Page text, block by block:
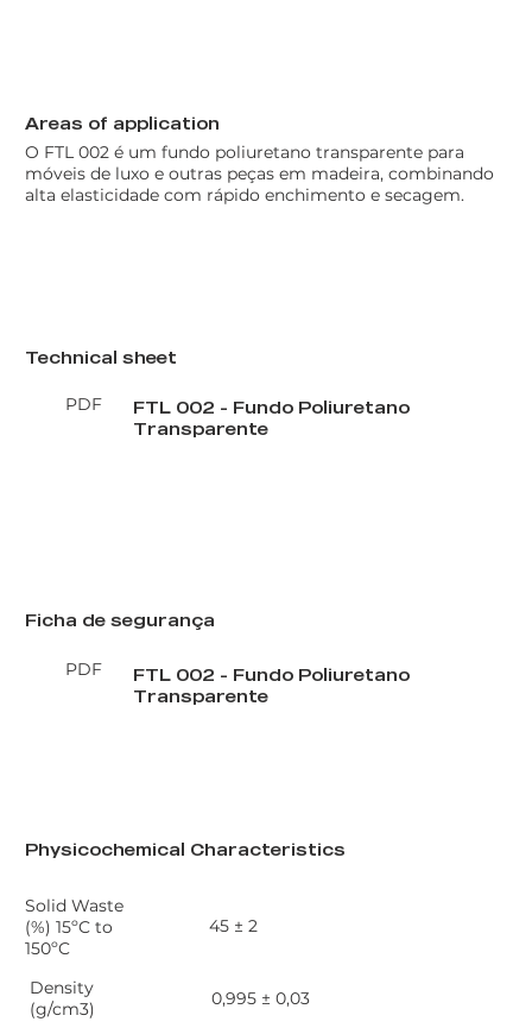
Areas of application
O FTL 002 é um fundo poliuretano transparente para
móveis de luxo e outras peças em madeira, combinando
alta elasticidade com rápido enchimento e secagem.
Technical sheet
PDF
FTL 002 - Fundo Poliuretano
Transparente
Ficha de segurança
PDF
FTL 002 - Fundo Poliuretano
Transparente
Solid Waste
(%) 15ºC to
150ºC
Density
(g/cm3)
45 ± 2
0,995 ± 0,03
Physicochemical Characteristics